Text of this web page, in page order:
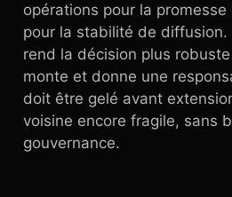
opérations pour la
pour la stabilité de diffusion.
rend la décision plus
monte et donne une
doit être gelé avant
voisine encore fragile, sans
gouvernance.